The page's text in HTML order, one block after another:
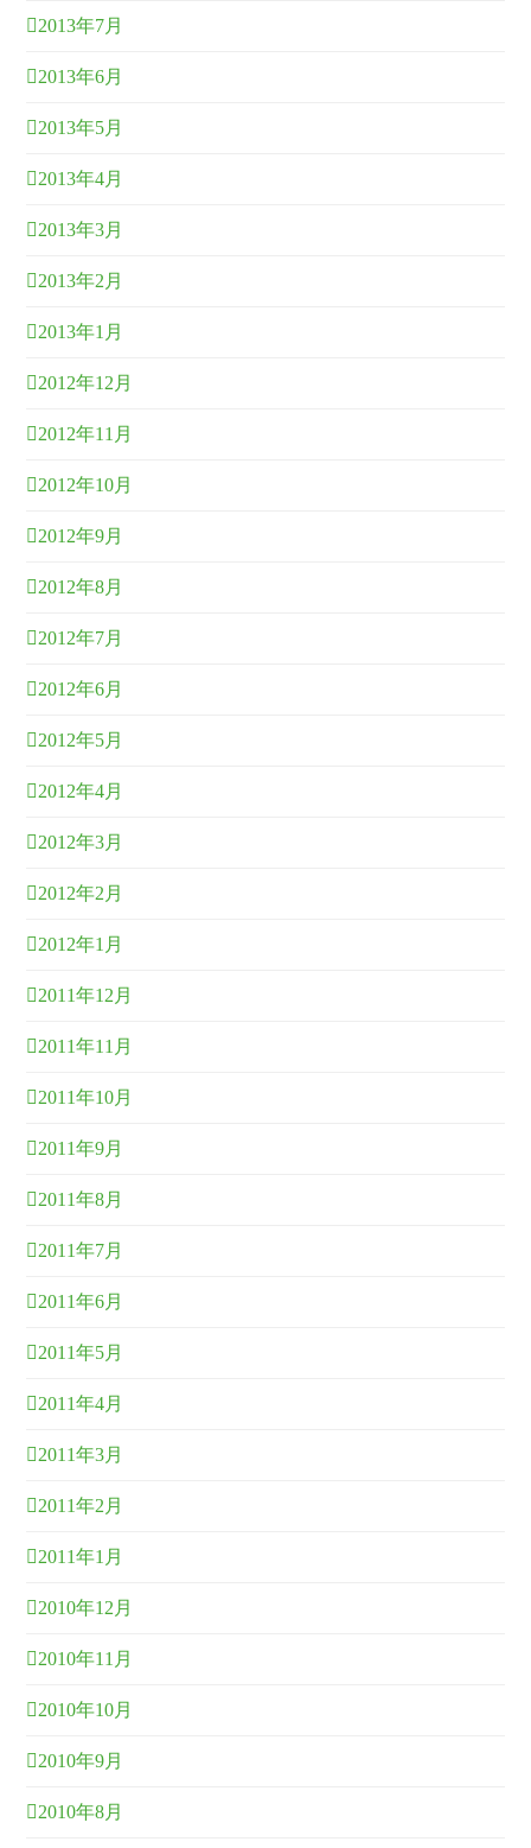
2013年7月
2013年6月
2013年5月
2013年4月
2013年3月
2013年2月
2013年1月
2012年12月
2012年11月
2012年10月
2012年9月
2012年8月
2012年7月
2012年6月
2012年5月
2012年4月
2012年3月
2012年2月
2012年1月
2011年12月
2011年11月
2011年10月
2011年9月
2011年8月
2011年7月
2011年6月
2011年5月
2011年4月
2011年3月
2011年2月
2011年1月
2010年12月
2010年11月
2010年10月
2010年9月
2010年8月